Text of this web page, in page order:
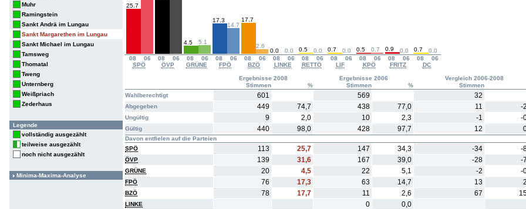
Muhr
Ramingstein
Sankt Andrä im Lungau
Sankt Margarethen im Lungau
Sankt Michael im Lungau
Tamsweg
Thomatal
Tweng
Unternberg
Weißpriach
Zederhaus
Legende
vollständig ausgezählt
teilweise ausgezählt
noch nicht ausgezählt
Minima-Maxima-Analyse
08 06 08 06 08 06 08 06 08 06 08 06 08 06 08 06 08 06 08 06 08
06
SPÖ
ÖVP GRÜNE FPÖ BZÖ LINKE RETTÖ LIF KPÖ FRITZ DC
25.7
4.5 5.1
17.3
14.7
17.7
2.6
0.0 0.0 0.5 0.0 0.7 0.0 0.5 0.7 0.9 0.0 0.7 0.0
Ergebnisse 2008 Ergebnisse 2006
Vergleich 2006-2008
Stimmen
% Stimmen % Stimmen
Wahlberechtigt
601 569 32
Abgegeben 449 74,7 438 77,0 11 -
Ungültig 9 2,0 10 2,3 -1 -
Gültig 440 98,0 428 97,7 12
Davon entfielen auf die Parteien
SPÖ
113 25,7 147 34,3 -34 -
ÖVP 139 31,6 167 39,0 -28 -
GRÜNE 20 4,5 22 5,1 -2 -
FPÖ 76 17,3 63 14,7 13
BZÖ 78 17,7 11 2,6 67
LINKE 0 0,0